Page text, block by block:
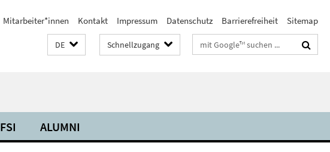
Mitarbeiter*innen Kontakt Impressum Datenschutz Barrierefreiheit Sitemap
DE Schnellzugang Suchbegriffe
FSI ALUMNI